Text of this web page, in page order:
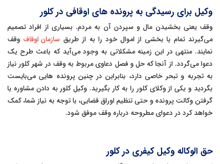
وکیل برای رسیدگی به پرونده های اوقافی در کلور
وقف یعنی بخشیدن مال و سپردن آن به مردم. بسیاری از افراد تصمیم
می‌گیرند تمام یا بخشی از اموال خود را به از طریق سازمان اوقاف وقف
نمایند. منتهی در این زمینه مشکلاتی به وجود می‌آید که باعث طرح یک
دعوا می‌گردد. از آنجا که حل و فصل دعاوی مربوط به وقف در شهر کلور نیاز
به تجربه و تبحر خاصی دارد، بنابراین در چنین پرونده هایی می‌بایست
بگردید و یکی از وکلای کلور را به کار بگیرید. وکیل کلور به دادن مشاوره یا
گرفتن وکالت پرونده و حتی تنظیم اوراق قضایی، با توجه به نیاز شما، کمک
خواهد کرد در دعوای مطروحه درباره وقف موفق شود.
حق الوکاله وکیل کیفری در کلور